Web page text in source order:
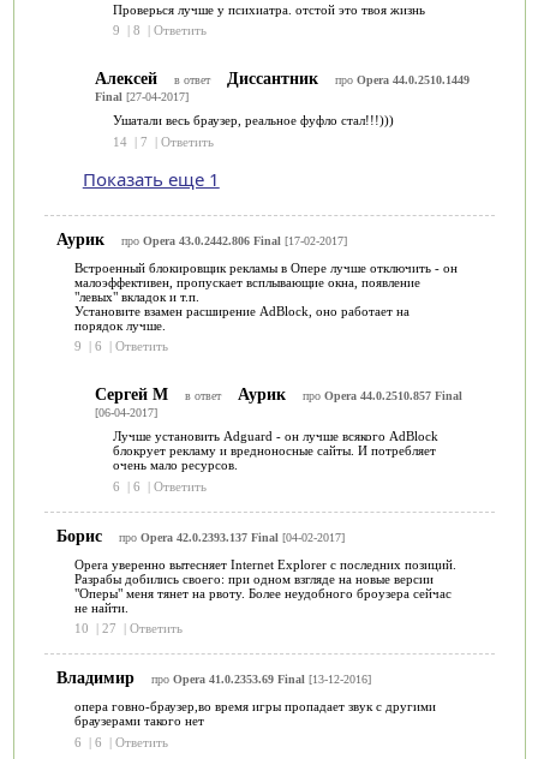
Проверься лучше у психиатра. отстой это твоя жизнь
9
| 8 | Ответить
Алексей в ответ Диссантник про Opera 44.0.2510.1449
Final [27-04-2017]
Ушатали весь браузер, реальное фуфло стал!!!)))
14 | 7 | Ответить
Показать еще 1
Аурик про Opera 43.0.2442.806 Final [17-02-2017]
Встроенный блокировщик рекламы в Опере лучше отключить - он
малоэффективен, пропускает всплывающие окна, появление
"левых" вкладок и т.п.
Установите взамен расширение AdBlock, оно работает на
порядок лучше.
9
| 6 | Ответить
Сергей М в ответ Аурик про Opera 44.0.2510.857 Final
[06-04-2017]
Лучше установить Adguard - он лучше всякого AdBlock
блокрует рекламу и вредноносные сайты. И потребляет
очень мало ресурсов.
6
| 6 | Ответить
Борис про Opera 42.0.2393.137 Final [04-02-2017]
Opera уверенно вытесняет Internet Explorer с последних позиций.
Разрабы добились своего: при одном взгляде на новые версии
"Оперы" меня тянет на рвоту. Более неудобного броузера сейчас
не найти.
10
| 27 | Ответить
Владимир про Opera 41.0.2353.69 Final [13-12-2016]
опера говно-браузер,во время игры пропадает звук с другими
браузерами такого нет
6
| 6 | Ответить